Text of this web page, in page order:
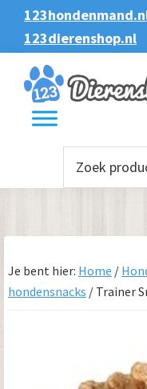
Spring
naar
de
hoofdnavigatie
Door
naar
de
hoofd
inhoud
Spring
naar
de
voettekst
123dierenshop.nl
Zoeken
Zoeken
naar:
Je bent hier: Home /
hondensnacks / Trainer